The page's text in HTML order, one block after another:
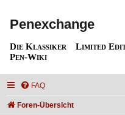
Penexchange
Die Klassiker Limited
Pen-Wiki
FAQ
Foren-Übersicht